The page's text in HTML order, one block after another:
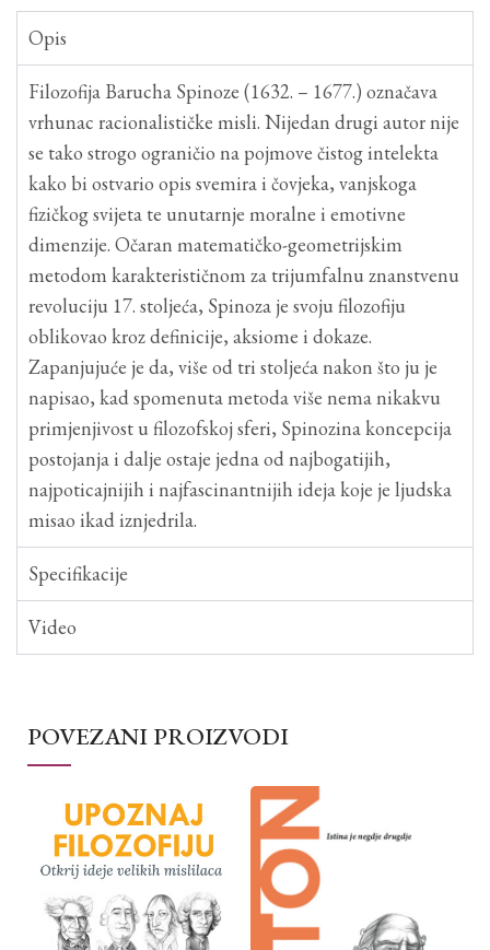
Opis
Filozofija Barucha Spinoze (1632. – 1677.) označava
vrhunac racionalističke misli. Nijedan drugi autor nije
se tako strogo ograničio na pojmove čistog intelekta
kako bi ostvario opis svemira i čovjeka, vanjskoga
fizičkog svijeta te unutarnje moralne i emotivne
dimenzije. Očaran matematičko-geometrijskim
metodom karakterističnom za trijumfalnu znanstvenu
revoluciju 17. stoljeća, Spinoza je svoju filozofiju
oblikovao kroz definicije, aksiome i dokaze.
Zapanjujuće je da, više od tri stoljeća nakon što ju je
napisao, kad spomenuta metoda više nema nikakvu
primjenjivost u filozofskoj sferi, Spinozina koncepcija
postojanja i dalje ostaje jedna od najbogatijih,
najpoticajnijih i najfascinantnijih ideja koje je ljudska
misao ikad iznjedrila.
Specifikacije
Video
POVEZANI PROIZVODI